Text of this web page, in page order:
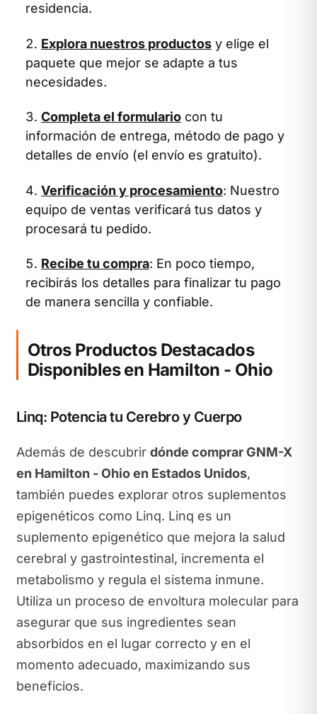
residencia.
Explora nuestros productos y elige el
paquete que mejor se adapte a tus
necesidades.
Completa el formulario con tu
información de entrega, método de pago y
detalles de envío (el envío es gratuito).
Verificación y procesamiento: Nuestro
equipo de ventas verificará tus datos y
procesará tu pedido.
Recibe tu compra: En poco tiempo,
recibirás los detalles para finalizar tu pago
de manera sencilla y confiable.
Otros Productos Destacados
Disponibles en Hamilton - Ohio
Linq: Potencia tu Cerebro y Cuerpo
Además de descubrir dónde comprar GNM-X
en Hamilton - Ohio en Estados Unidos,
también puedes explorar otros suplementos
epigenéticos como Linq. Linq es un
suplemento epigenético que mejora la salud
cerebral y gastrointestinal, incrementa el
metabolismo y regula el sistema inmune.
Utiliza un proceso de envoltura molecular para
asegurar que sus ingredientes sean
absorbidos en el lugar correcto y en el
momento adecuado, maximizando sus
beneficios.